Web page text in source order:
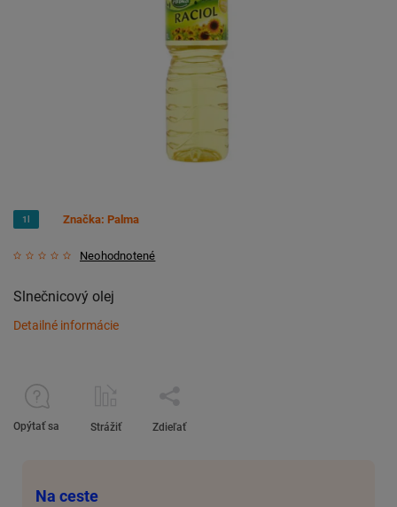
1l
Neohodnotené
Značka: Palma
Na ceste
Slnečnicový olej
Detailné informácie
Opýtať sa Strážiť Zdieľať